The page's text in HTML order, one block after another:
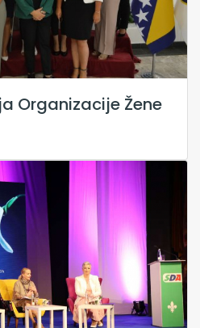
Organizacije Žene